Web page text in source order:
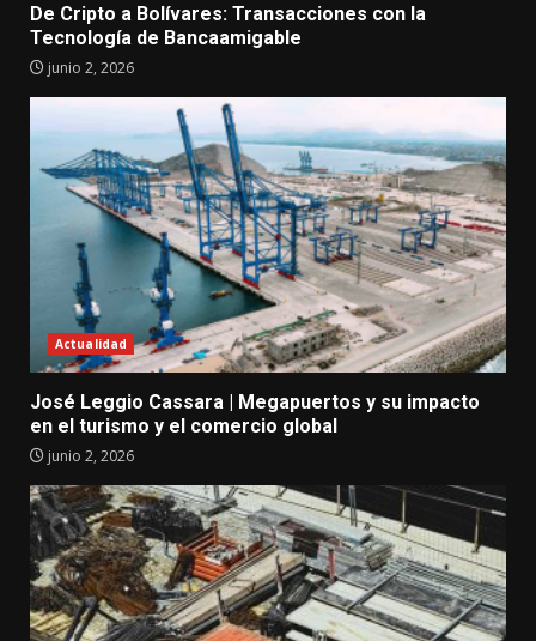
De Cripto a Bolívares: Transacciones con la
Tecnología de Bancaamigable
junio 2, 2026
Actualidad
José Leggio Cassara | Megapuertos y su impacto
en el turismo y el comercio global
junio 2, 2026